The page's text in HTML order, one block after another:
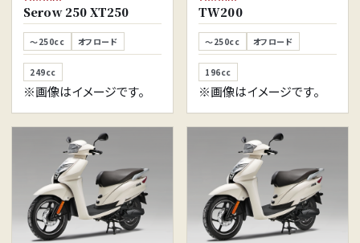
Serow 250 XT250
～250cc オフロード
249cc
※画像はイメージです。
TW200
～250cc オフロード
196cc
※画像はイメージです。